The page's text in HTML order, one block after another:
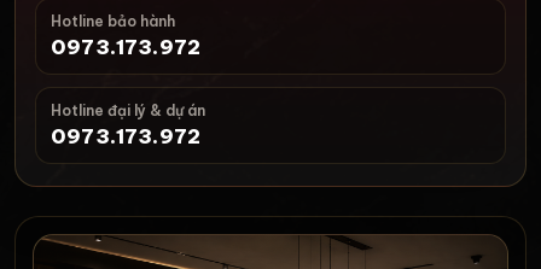
Hotline bảo hành
0973.173.972
Hotline đại lý & dự án
0973.173.972